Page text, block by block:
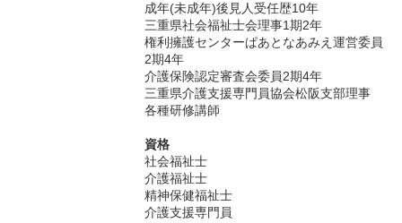
成年(未成年)後見人受任歴10年
三重県社会福祉士会理事1期2年
権利擁護センターぱあとなあみえ運営委員
2期4年
介護保険認定審査会委員2期4年
三重県介護支援専門員協会松阪支部理事
各種研修講師
資格
社会福祉士
介護福祉士
精神保健福祉士
介護支援専門員